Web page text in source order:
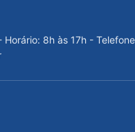
8h às 17h -